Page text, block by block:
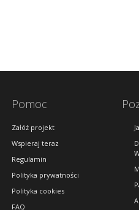
Pomoc
Załóż projekt
Wspieraj teraz
Regulamin
Polityka prywatności
Polityka cookies
FAQ